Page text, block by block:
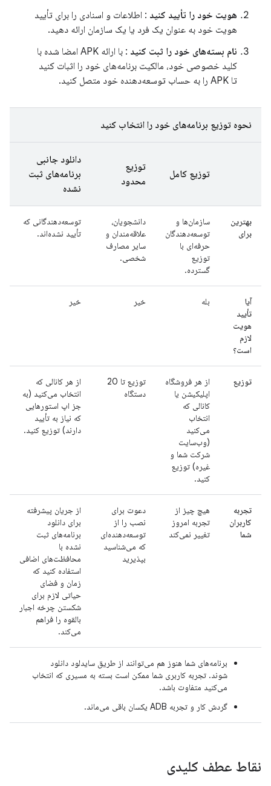
هویت خود را تأیید کنید : اطلاعات و اسنادی را برای تأیید
هویت خود به عنوان یک فرد یا یک سازمان ارائه دهید.
نام بسته‌های خود را ثبت کنید
: با ارائه APK امضا شده با
کلید خصوصی خود، مالکیت برنامه‌های خود را اثبات کنید
تا APK را به حساب توسعه‌دهنده خود متصل کنید.
نحوه توزیع برنامه‌های خود را انتخاب کنید
توزیع کامل
توزیع
محدود
دانلود جانبی
برنامه‌های ثبت
نشده
بهترین
برای
سازمان‌ها و
توسعه‌دهندگان
حرفه‌ای با
توزیع
گسترده.
دانشجویان،
علاقه‌مندان و
سایر مصارف
شخصی.
توسعه‌دهندگانی که
تأیید نشده‌اند.
آیا
تأیید
هویت
لازم
است؟
بله خیر خیر
توزیع
از هر فروشگاه
اپلیکیشن یا
کانالی که
انتخاب
می‌کنید
(وب‌سایت
شرکت شما و
غیره) توزیع
کنید.
توزیع تا 20
دستگاه
از هر کانالی که
انتخاب می‌کنید (به
جز اپ استورهایی
که نیاز به تأیید
دارند) توزیع کنید.
تجربه
کاربران
شما
هیچ چیز از
تجربه امروز
تغییر نمی‌کند
دعوت برای
نصب را از
توسعه‌دهنده‌ای
که می‌شناسید
بپذیرید
از جریان پیشرفته
برای دانلود
برنامه‌های ثبت
نشده با
محافظت‌های اضافی
استفاده کنید که
زمان و فضای
حیاتی لازم برای
شکستن چرخه اجبار
بالقوه را فراهم
می‌کند.
برنامه‌های شما هنوز هم می‌توانند از طریق سایدلود دانلود
شوند. تجربه کاربری شما ممکن است بسته به مسیری که انتخاب
می‌کنید متفاوت باشد.
گردش کار و تجربه ADB یکسان باقی می‌ماند.
نقاط عطف کلیدی